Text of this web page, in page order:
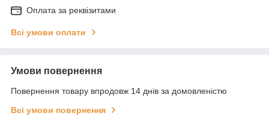
Оплата за реквізитами
Всі умови оплати
Умови повернення
Повернення товару впродовж 14 днів за домовленістю
Всі умови повернення